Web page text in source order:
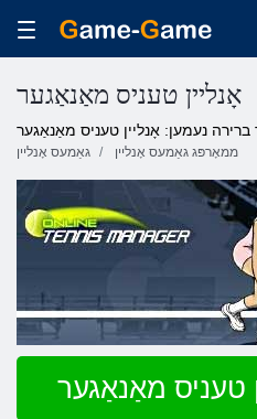
אָנליין טעניס מאַנאַגער
ברירה נעמען: אָנליין טעניס מאַנאַגער
גאַמעס אָנליין ממאָרפּג גאַמעס אָנליין
טעניס מאַנאַגער